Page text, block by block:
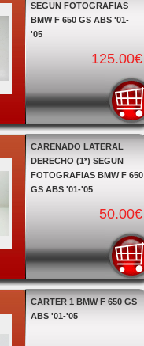
SEGUN FOTOGRAFIAS
BMW F 650 GS ABS '01-
'05
125.00€
CARENADO LATERAL
DERECHO (1*) SEGUN
FOTOGRAFIAS BMW F 650
GS ABS '01-'05
50.00€
CARTER 1 BMW F 650 GS
ABS '01-'05